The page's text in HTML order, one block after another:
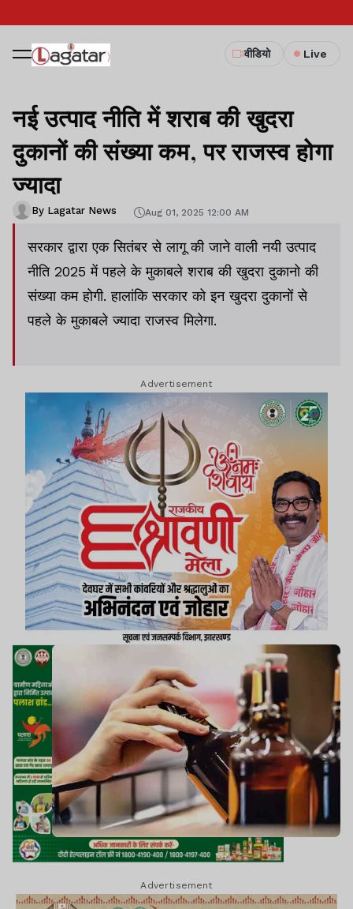
वीडियो Live
नई उत्पाद नीति में शराब की खुदरा
दुकानों की संख्या कम, पर राजस्व होगा
ज्यादा
By Lagatar News Aug 01, 2025 12:00 AM
सरकार द्वारा एक सितंबर से लागू की जाने वाली नयी उत्पाद
नीति 2025 में पहले के मुकाबले शराब की खुदरा दुकानो की
संख्या कम होगी. हालांकि सरकार को इन खुदरा दुकानों से
पहले के मुकाबले ज्यादा राजस्व मिलेगा.
Advertisement
Advertisement